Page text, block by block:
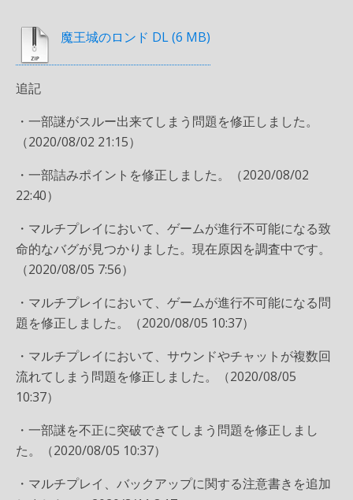
魔王城のロンド DL
追記
・一部謎がスルー出来てしまう問題を修正しました。
（2020/08/02 21:15）
・一部詰みポイントを修正しました。（2020/08/02
22:40）
・マルチプレイにおいて、ゲームが進行不可能になる致
命的なバグが見つかりました。現在原因を調査中です。
（2020/08/05 7:56）
・マルチプレイにおいて、ゲームが進行不可能になる問
題を修正しました。（2020/08/05 10:37）
・マルチプレイにおいて、サウンドやチャットが複数回
流れてしまう問題を修正しました。（2020/08/05
10:37）
・一部謎を不正に突破できてしまう問題を修正しまし
た。（2020/08/05 10:37）
・マルチプレイ、バックアップに関する注意書きを追加